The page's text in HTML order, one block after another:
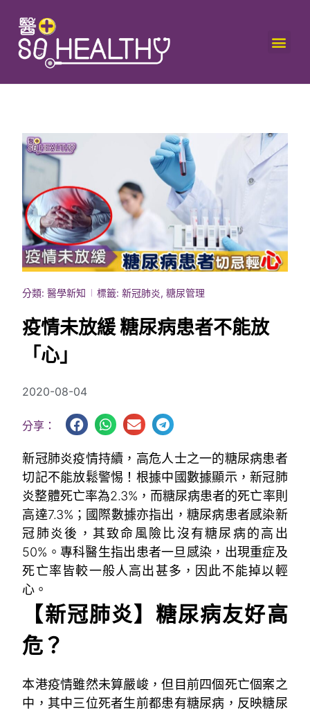
分類: 醫學新知 標籤: 新冠肺炎,糖尿管理
疫情未放緩 糖尿病患者不能放
「心」
2020-08-04
分享：
新冠肺炎疫情持續，高危人士之一的糖尿病患者
切記不能放鬆警惕！根據中國數據顯示，新冠肺
炎整體死亡率為2.3%，而糖尿病患者的死亡率則
高達7.3%；國際數據亦指出，糖尿病患者感染新
冠肺炎後，其致命風險比沒有糖尿病的高出
50%。專科醫生指出患者一旦感染，出現重症及
死亡率皆較一般人高出甚多，因此不能掉以輕
心。
【新冠肺炎】糖尿病友好高
危？
本港疫情雖然未算嚴峻，但目前四個死亡個案之
中，其中三位死者生前都患有糖尿病，反映糖尿